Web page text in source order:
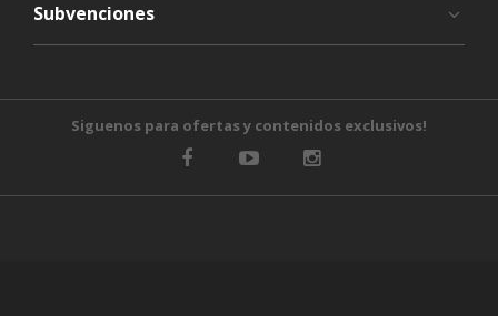
Subvenciones
Siguenos para ofertas y contenidos exclusivos!